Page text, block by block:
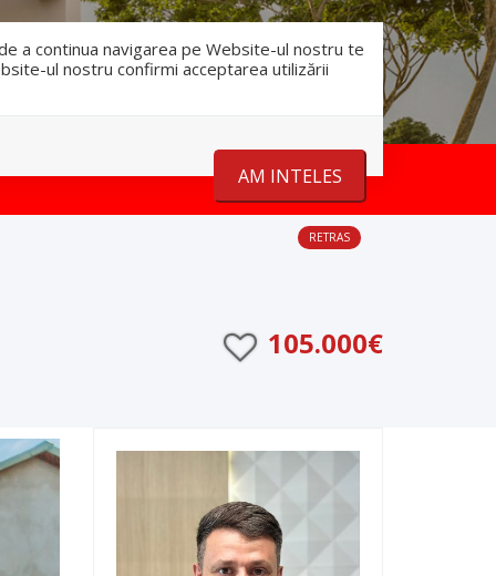
a continua navigarea pe Website-ul nostru te
ul nostru confirmi acceptarea utilizării
AM INTELES
RO RU
+37369883878
RETRAS
105.000€